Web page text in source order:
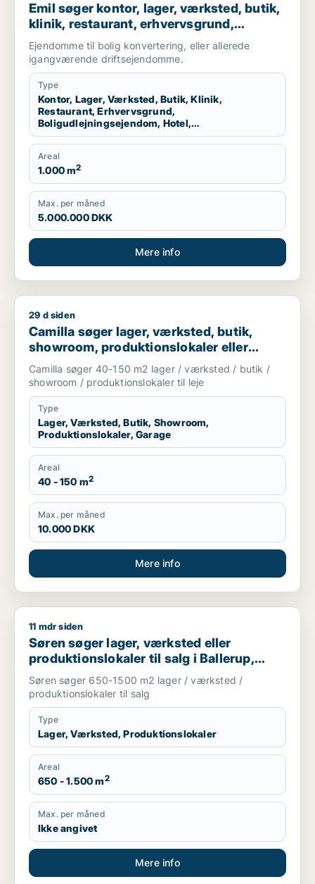
Emil søger kontor, lager, værksted, butik,
klinik, restaurant, erhvervsgrund,
boligudlejningsejendom, hotel,
produktionslokaler eller garage til salg i
Nordsjælland
Ejendomme til bolig konvertering, eller allerede
igangværende driftsejendomme.
Type
Kontor, Lager, Værksted, Butik, Klinik,
Restaurant, Erhvervsgrund,
Boligudlejningsejendom, Hotel,
Produktionslokaler, Garage
Areal
1.000 m2
Max. per måned
5.000.000 DKK
Mere info
Camilla søger lager, værksted, butik, showroom,
29 d siden
Camilla søger lager, værksted, butik,
showroom, produktionslokaler eller
garage til leje i Nordsjælland
Camilla søger 40-150 m2 lager / værksted / butik /
showroom / produktionslokaler til leje
Type
Lager, Værksted, Butik, Showroom,
Produktionslokaler, Garage
Areal
40 - 150 m2
Max. per måned
10.000 DKK
Mere info
Søren søger lager, værksted eller produktionslokaler til
11 mdr siden
Søren søger lager, værksted eller
produktionslokaler til salg i Ballerup,
Kongens Lyngby eller Bagsværd m.fl.
Søren søger 650-1500 m2 lager / værksted /
produktionslokaler til salg
Type
Lager, Værksted, Produktionslokaler
Areal
650 - 1.500 m2
Max. per måned
Ikke angivet
Mere info